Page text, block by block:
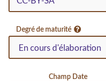
Degré de maturité
Champ Date